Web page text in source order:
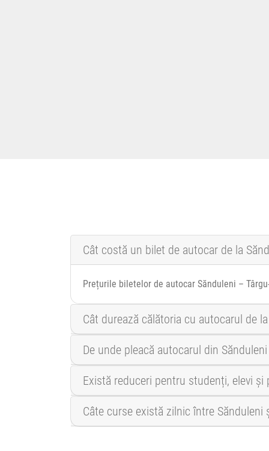
Cât costă un bilet de autocar de la
Prețurile biletelor de autocar Sănduleni –
Cât durează călătoria cu autocarul de
De unde pleacă autocarul din
Există reduceri pentru studenți, elevi
Câte curse există zilnic între Sănduleni